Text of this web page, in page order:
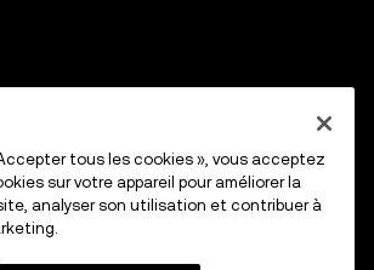
tous les cookies », vous acceptez
sur votre appareil pour améliorer la
analyser son utilisation et contribuer à